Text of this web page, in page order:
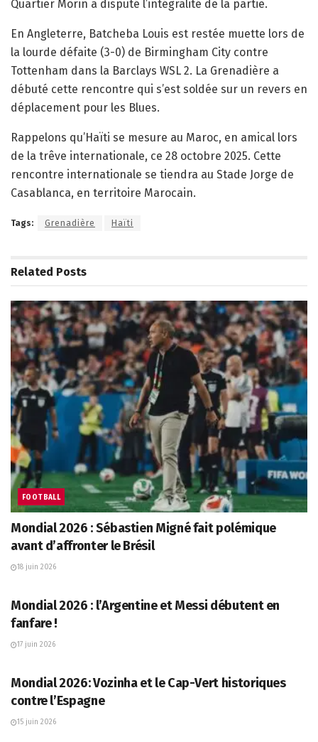
Quartier Morin a disputé l’intégralité de la partie.
En Angleterre, Batcheba Louis est restée muette lors de
la lourde défaite (3-0) de Birmingham City contre
Tottenham dans la Barclays WSL 2. La Grenadière a
débuté cette rencontre qui s’est soldée sur un revers en
déplacement pour les Blues.
Rappelons qu’Haïti se mesure au Maroc, en amical lors
de la trêve internationale, ce 28 octobre 2025. Cette
rencontre internationale se tiendra au Stade Jorge de
Casablanca, en territoire Marocain.
Tags: Grenadière Haïti
Related Posts
FOOTBALL
Mondial 2026 : Sébastien Migné fait polémique
avant d’affronter le Brésil
18 juin 2026
Mondial 2026 : l’Argentine et Messi débutent en
fanfare !
17 juin 2026
Mondial 2026: Vozinha et le Cap-Vert historiques
contre l’Espagne
15 juin 2026